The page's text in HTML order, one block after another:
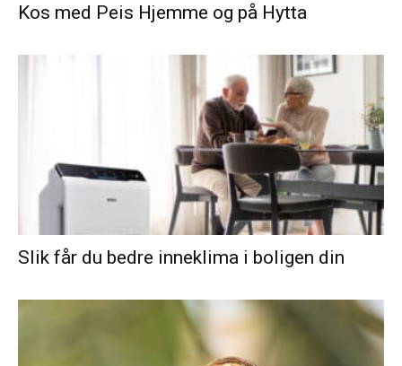
Kos med Peis Hjemme og på Hytta
Slik får du bedre inneklima i boligen din